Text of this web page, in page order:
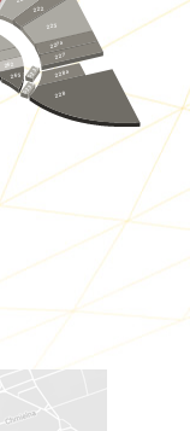
222
223
227a
227
228a
262
263
S232
S233
228